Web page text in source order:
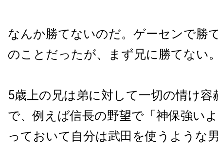
なんか勝てないのだ。ゲーセンで勝
のことだったが、まず兄に勝てない
5歳上の兄は弟に対して一切の情け容
で、例えば信長の野望で「神保強い
っておいて自分は武田を使うような